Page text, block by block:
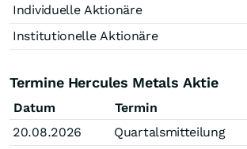
Individuelle Aktionäre
Institutionelle Aktionäre
Termine Hercules Metals Aktie
Datum
Termin
20.08.2026
Quartalsmitteilung